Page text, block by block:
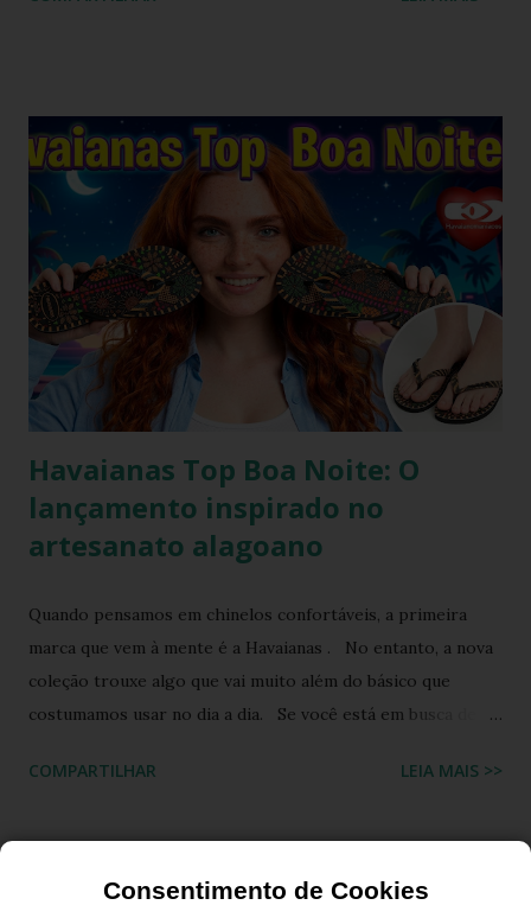
2000, o famoso scrunchie aquele elástico de cabelo
revestido de tecido franzido conquistou passarelas, vitrines
e o guarda-roupa das principais influenciadoras de moda.
Percebendo esse movimento de resgate retrô com toque
contemporâneo, a Havaianas trouxe uma inovação que une
o melhor dos dois mundos. O Chinelo Havaianas Top
Scrunchie surge exatamente como essa resposta
fashionista: a fusão impecável da lendária sola de borracha
Havaianas com tiras revestidas de tecido drapeado com
toqu...
Havaianas Top Boa Noite: O
lançamento inspirado no
artesanato alagoano
Quando pensamos em chinelos confortáveis, a primeira
marca que vem à mente é a Havaianas . No entanto, a nova
coleção trouxe algo que vai muito além do básico que
costumamos usar no dia a dia. Se você está em busca de
riqueza cultural do Nordeste brasileiro, o Chinelo
tradicional bordado da Ilha do Ferro, em Alagoas, este
modelo promete transformar o seu visual de verão em uma
COMPARTILHAR LEIA MAIS >>
Consentimento de Cookies